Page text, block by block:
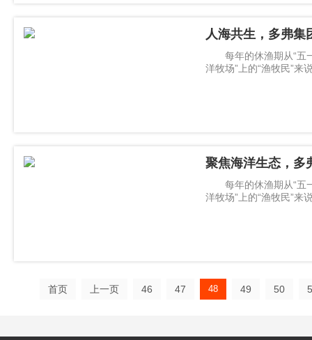
人海共生，多弗集
每年的休渔期从“五一
洋牧场”上的“渔牧民”来
聚焦海洋生态，多
每年的休渔期从“五一
洋牧场”上的“渔牧民”来
首页 上一页 46 47 48 49 50